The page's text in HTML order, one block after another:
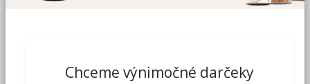
Chceme výnimočné darčeky